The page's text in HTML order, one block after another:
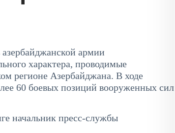
армии
характера, проводимые
регионе Азербайджана. В ходе
60 боевых позиций вооруженных сил
начальник пресс-службы